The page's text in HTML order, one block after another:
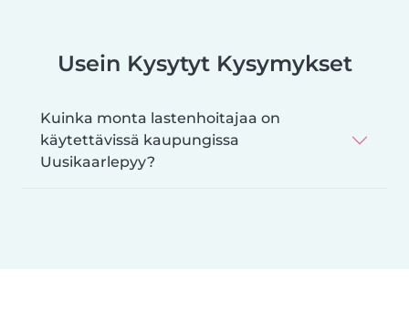
Usein Kysytyt Kysymykset
Kuinka monta lastenhoitajaa on
käytettävissä kaupungissa
Uusikaarlepyy?